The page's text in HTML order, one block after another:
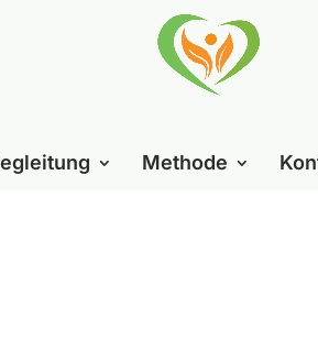
Methode